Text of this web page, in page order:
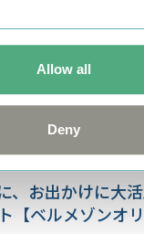
Allow all
Deny
、お出かけに大
【ベルメゾンオリ